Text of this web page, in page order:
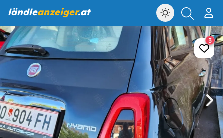
ländleanzeiger.at
3